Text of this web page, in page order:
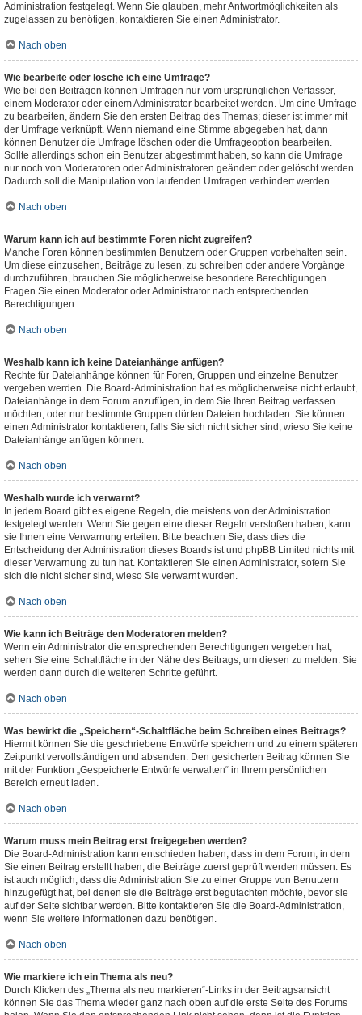
Administration festgelegt. Wenn Sie glauben, mehr Antwortmöglichkeiten als
zugelassen zu benötigen, kontaktieren Sie einen Administrator.
Nach oben
Wie bearbeite oder lösche ich eine Umfrage?
Wie bei den Beiträgen können Umfragen nur vom ursprünglichen Verfasser,
einem Moderator oder einem Administrator bearbeitet werden. Um eine Umfrage
zu bearbeiten, ändern Sie den ersten Beitrag des Themas; dieser ist immer mit
der Umfrage verknüpft. Wenn niemand eine Stimme abgegeben hat, dann
können Benutzer die Umfrage löschen oder die Umfrageoption bearbeiten.
Sollte allerdings schon ein Benutzer abgestimmt haben, so kann die Umfrage
nur noch von Moderatoren oder Administratoren geändert oder gelöscht werden.
Dadurch soll die Manipulation von laufenden Umfragen verhindert werden.
Nach oben
Warum kann ich auf bestimmte Foren nicht zugreifen?
Manche Foren können bestimmten Benutzern oder Gruppen vorbehalten sein.
Um diese einzusehen, Beiträge zu lesen, zu schreiben oder andere Vorgänge
durchzuführen, brauchen Sie möglicherweise besondere Berechtigungen.
Fragen Sie einen Moderator oder Administrator nach entsprechenden
Berechtigungen.
Nach oben
Weshalb kann ich keine Dateianhänge anfügen?
Rechte für Dateianhänge können für Foren, Gruppen und einzelne Benutzer
vergeben werden. Die Board-Administration hat es möglicherweise nicht erlaubt,
Dateianhänge in dem Forum anzufügen, in dem Sie Ihren Beitrag verfassen
möchten, oder nur bestimmte Gruppen dürfen Dateien hochladen. Sie können
einen Administrator kontaktieren, falls Sie sich nicht sicher sind, wieso Sie keine
Dateianhänge anfügen können.
Nach oben
Weshalb wurde ich verwarnt?
In jedem Board gibt es eigene Regeln, die meistens von der Administration
festgelegt werden. Wenn Sie gegen eine dieser Regeln verstoßen haben, kann
sie Ihnen eine Verwarnung erteilen. Bitte beachten Sie, dass dies die
Entscheidung der Administration dieses Boards ist und phpBB Limited nichts mit
dieser Verwarnung zu tun hat. Kontaktieren Sie einen Administrator, sofern Sie
sich die nicht sicher sind, wieso Sie verwarnt wurden.
Nach oben
Wie kann ich Beiträge den Moderatoren melden?
Wenn ein Administrator die entsprechenden Berechtigungen vergeben hat,
sehen Sie eine Schaltfläche in der Nähe des Beitrags, um diesen zu melden. Sie
werden dann durch die weiteren Schritte geführt.
Nach oben
Was bewirkt die „Speichern“-Schaltfläche beim Schreiben eines Beitrags?
Hiermit können Sie die geschriebene Entwürfe speichern und zu einem späteren
Zeitpunkt vervollständigen und absenden. Den gesicherten Beitrag können Sie
mit der Funktion „Gespeicherte Entwürfe verwalten“ in Ihrem persönlichen
Bereich erneut laden.
Nach oben
Warum muss mein Beitrag erst freigegeben werden?
Die Board-Administration kann entschieden haben, dass in dem Forum, in dem
Sie einen Beitrag erstellt haben, die Beiträge zuerst geprüft werden müssen. Es
ist auch möglich, dass die Administration Sie zu einer Gruppe von Benutzern
hinzugefügt hat, bei denen sie die Beiträge erst begutachten möchte, bevor sie
auf der Seite sichtbar werden. Bitte kontaktieren Sie die Board-Administration,
wenn Sie weitere Informationen dazu benötigen.
Nach oben
Wie markiere ich ein Thema als neu?
Durch Klicken des „Thema als neu markieren“-Links in der Beitragsansicht
können Sie das Thema wieder ganz nach oben auf die erste Seite des Forums